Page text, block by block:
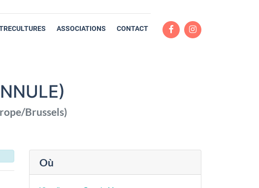
ASSOCIATIONS CONTACT
Brussels)
Où